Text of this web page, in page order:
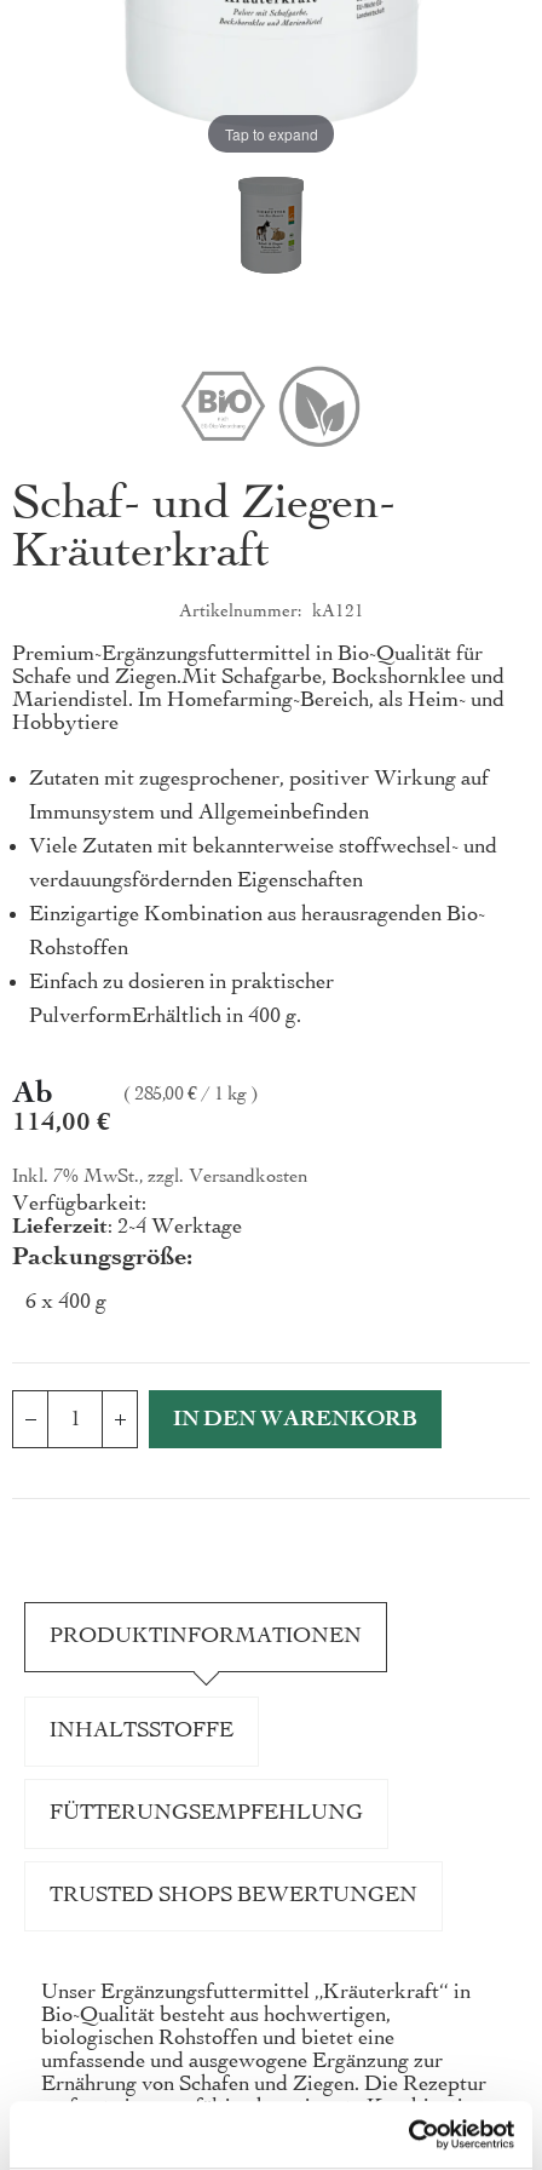
Tap to expand
Schaf- und Ziegen-
Kräuterkraft
Artikelnummer kA121
Produktkurzbeschreibung
Premium-Ergänzungsfuttermittel in Bio-Qualität für
Schafe und Ziegen.Mit Schafgarbe, Bockshornklee und
Mariendistel. Im Homefarming-Bereich, als Heim- und
Hobbytiere
Zutaten mit zugesprochener, positiver Wirkung auf
Immunsystem und Allgemeinbefinden
Viele Zutaten mit bekannterweise stoffwechsel- und
verdauungsfördernden Eigenschaften
Einzigartige Kombination aus herausragenden Bio-
Rohstoffen
Einfach zu dosieren in praktischer
PulverformErhältlich in 400 g.
Ab
114,00 €
285,00 € / 1 kg
Inkl. 7% MwSt., zzgl. Versandkosten
Verfügbarkeit:
Lieferzeit: 2-4 Werktage
Packungsgröße
6 x 400 g
IN DEN WARENKORB
PRODUKTINFORMATIONEN
INHALTSSTOFFE
FÜTTERUNGSEMPFEHLUNG
TRUSTED SHOPS BEWERTUNGEN
Unser Ergänzungsfuttermittel „Kräuterkraft“ in
Bio-Qualität besteht aus hochwertigen,
biologischen Rohstoffen und bietet eine
umfassende und ausgewogene Ergänzung zur
Ernährung von Schafen und Ziegen. Die Rezeptur
umfasst eine sorgfältig abgestimmte Kombination
aus einer Vielzahl verschiedener Heilpflanzen, die
traditionell für ihre gesundheitlichen Vorteile